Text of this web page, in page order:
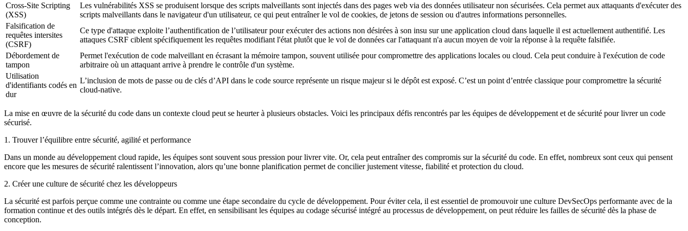
Cross-Site Scripting
(XSS)
Les vulnérabilités XSS se produisent lorsque des scripts malveillants sont injectés dans des pages web via des données utilisateur non sécurisées. Cela permet aux attaquants d'exécuter des
scripts malveillants dans le navigateur d'un utilisateur, ce qui peut entraîner le vol de cookies, de jetons de session ou d'autres informations personnelles.
Falsification de
requêtes intersites
(CSRF)
Ce type d'attaque exploite l’authentification de l’utilisateur pour exécuter des actions non désirées à son insu sur une application cloud dans laquelle il est actuellement authentifié. Les
attaques CSRF ciblent spécifiquement les requêtes modifiant l'état plutôt que le vol de données car l'attaquant n'a aucun moyen de voir la réponse à la requête falsifiée.
Débordement de
tampon
Permet l'exécution de code malveillant en écrasant la mémoire tampon, souvent utilisée pour compromettre des applications locales ou cloud. Cela peut conduire à l'exécution de code
arbitraire où un attaquant arrive à prendre le contrôle d'un système.
Utilisation
d'identifiants codés en
dur
L’inclusion de mots de passe ou de clés d’API dans le code source représente un risque majeur si le dépôt est exposé. C’est un point d’entrée classique pour compromettre la sécurité
cloud-native.
La mise en œuvre de la sécurité du code dans un contexte cloud peut se heurter à plusieurs obstacles. Voici les principaux défis rencontrés par les équipes de développement et de sécurité pour livrer un code
sécurisé.
1. Trouver l’équilibre entre sécurité, agilité et performance
Dans un monde au développement cloud rapide, les équipes sont souvent sous pression pour livrer vite. Or, cela peut entraîner des compromis sur la sécurité du code. En effet, nombreux sont ceux qui pensent
encore que les mesures de sécurité ralentissent l’innovation, alors qu’une bonne planification permet de concilier justement vitesse, fiabilité et protection du cloud.
2. Créer une culture de sécurité chez les développeurs
La sécurité est parfois perçue comme une contrainte ou comme une étape secondaire du cycle de développement. Pour éviter cela, il est essentiel de promouvoir une culture DevSecOps performante avec de la
formation continue et des outils intégrés dès le départ. En effet, en sensibilisant les équipes au codage sécurisé intégré au processus de développement, on peut réduire les failles de sécurité dès la phase de
conception.